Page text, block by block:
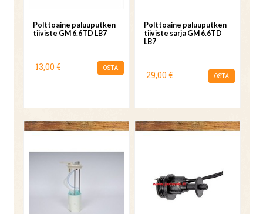
Polttoaine paluuputken
tiiviste GM 6.6TD LB7
13,00 € OSTA
Polttoaine paluuputken
tiiviste sarja GM 6.6TD
LB7
29,00 € OSTA